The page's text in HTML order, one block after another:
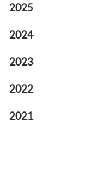
2025
2024
2023
2022
2021